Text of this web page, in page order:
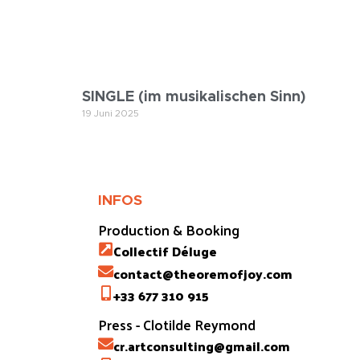
SINGLE (im musikalischen Sinn)
19 Juni 2025
INFOS
Production & Booking
Collectif Déluge
contact@theoremofjoy.com
+33 677 310 915
Press - Clotilde Reymond
cr.artconsulting@gmail.com